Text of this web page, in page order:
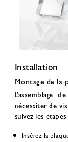
Installation
Montage de la
L’assemblage
nécessiter de
suivez les
Insérez la